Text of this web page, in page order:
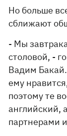
Но больше
сближают
- Мы
столовой, -
Вадим
ему
поэтому те
английский,
партнерами